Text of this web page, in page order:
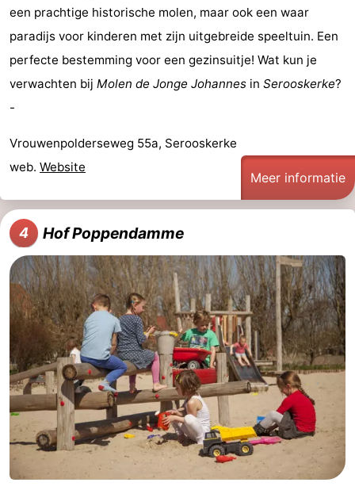
Zierikzee
-
Natuur
Oosterschelde
-
Burgh
-
Kop
van
Schouwen
-
Veere
-
Natuur
Oranjezon
-
Oostkapelle
-
Natuur
Mantelingen
-
Domburg
Westkapelle
-
Natuur
Walcherse
bos
-
Dishoek
-
Vlissingen
-
een prachtige historische molen, maar ook een waar
paradijs voor kinderen met zijn uitgebreide speeltuin. Een
perfecte bestemming voor een gezinsuitje! Wat kun je
verwachten bij Molen de Jonge Johannes in Serooskerke?
-
Vrouwenpolderseweg 55a, Serooskerke
web. Website
Meer informatie
4 Hof Poppendamme